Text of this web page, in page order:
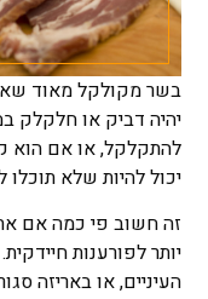
בשר מקולקל מאוד
יהיה דביק או חלקלק
להתקלקל, או אם הוא
יכול להיות שלא
זה חשוב פי כמה אם
יותר לפורענות
העיניים, או באריזה